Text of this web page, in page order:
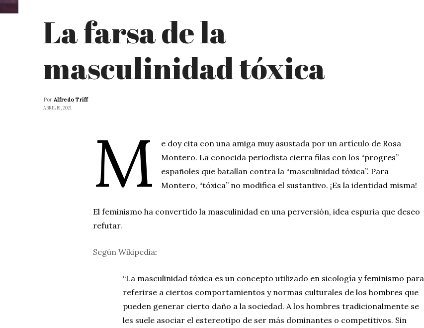
La farsa de la
masculinidad tóxica
Por Alfredo Triff
ABRIL 19, 2021
M
e doy cita con una amiga muy asustada por un artículo de Rosa
Montero. La conocida periodista cierra filas con los “progres”
españoles que batallan contra la “masculinidad tóxica”. Para
Montero, “tóxica” no modifica el sustantivo. ¡Es la identidad misma!
El feminismo ha convertido la masculinidad en una perversión, idea espuria que deseo
refutar.
Según Wikipedia:
“La masculinidad tóxica es un concepto utilizado en sicología y feminismo para
referirse a ciertos comportamientos y normas culturales de los hombres que
pueden generar cierto daño a la sociedad. A los hombres tradicionalmente se
les suele asociar el estereotipo de ser más dominantes o competitivos. Sin